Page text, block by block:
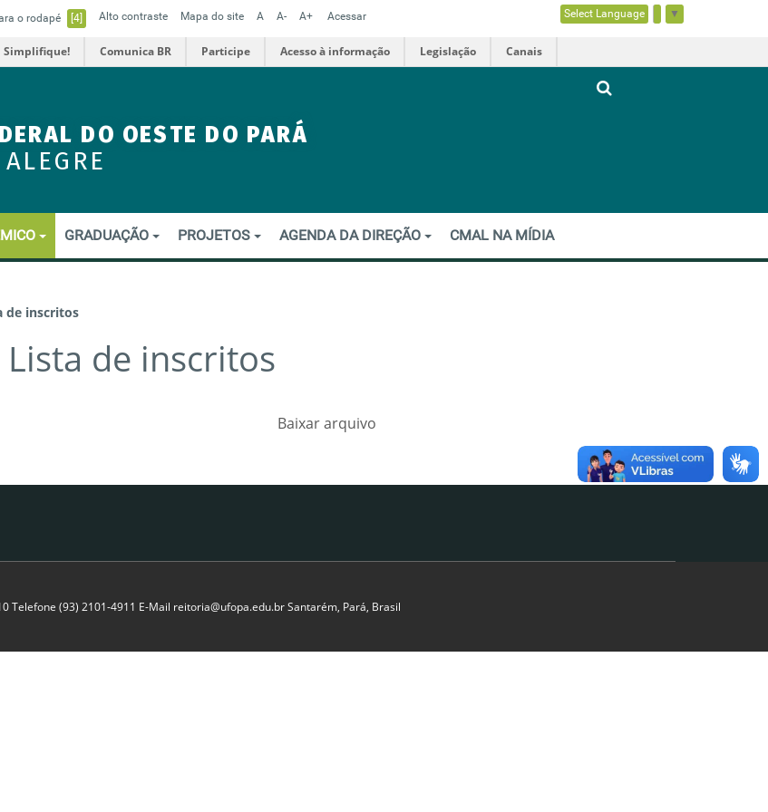
o rodapé [4] Alto contraste Mapa do site A A- A+ Acessar Select Language ▼
Simplifique! Comunica BR Participe Acesso à informação Legislação Canais
DO OESTE DO PARÁ
GRADUAÇÃO PROJETOS AGENDA DA DIREÇÃO CMAL NA MÍDIA
de inscritos
de inscritos
Baixar arquivo
Telefone (93) 2101-4911 E-Mail reitoria@ufopa.edu.br Santarém, Pará, Brasil